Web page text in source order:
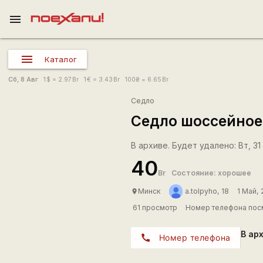
menu
Каталог
Сб, 8 Авг 1 $ = 2.97 Br 1€ = 3.43 Br 100₴ = 6.65 Br
Седло
Седло
В архиве. Будет удалено: Вт, 31
40Br Состояние: хорошее
place Минск a.tolpyho, 18
1 Май,
61 просмотр
Номер телефона
call Номер телефона В